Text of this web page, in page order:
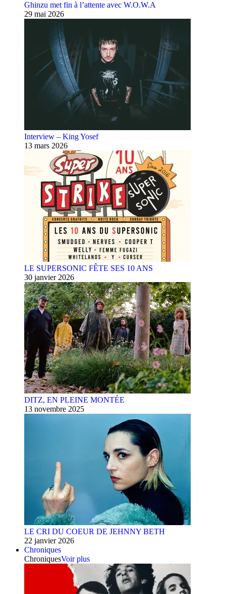
Ghinzu met fin à l’attente avec W.O.W.A
29 mai 2026
Interview – King Yosef
13 mars 2026
LE SUPERSONIC FÊTE SES 10 ANS
30 janvier 2026
DITZ, EN PLEINE MONTÉE
13 novembre 2025
LE CRI DU COEUR DE JEHNNY BETH
22 janvier 2026
Chroniques
ChroniquesVoir plus